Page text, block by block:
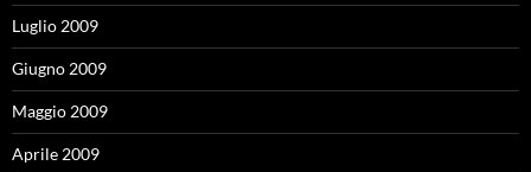
Luglio 2009
Giugno 2009
Maggio 2009
Aprile 2009